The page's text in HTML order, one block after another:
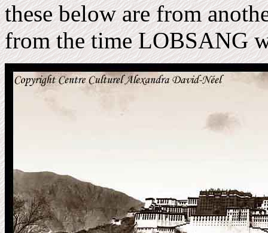
these below are from
from the time LOBSANG